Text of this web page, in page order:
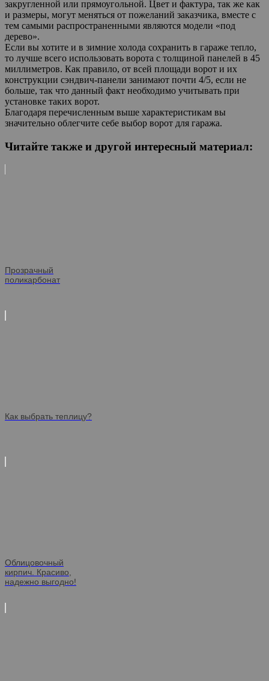
закругленной или прямоугольной. Цвет и фактура, так же как
и размеры, могут меняться от пожеланий заказчика, вместе с
тем самыми распространенными являются модели «под
дерево».
Если вы хотите и в зимние холода сохранить в гараже тепло,
то лучше всего использовать ворота с толщиной панелей в 45
миллиметров. Как правило, от всей площади ворот и их
конструкции сэндвич-панели занимают почти 4/5, если не
больше, так что данный факт необходимо учитывать при
установке таких ворот.
Благодаря перечисленным выше характеристикам вы
значительно облегчите себе выбор ворот для гаража.
Читайте также и другой интересный материал:
Прозрачный
поликарбонат
Как выбрать теплицу?
Облицовочный
кирпич. Красиво,
надежно выгодно!